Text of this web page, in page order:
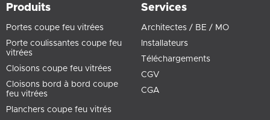
Produits
Portes coupe feu vitrées
Porte coulissantes coupe feu
vitrées
Cloisons coupe feu vitrées
Cloisons bord à bord coupe
feu vitrées
Planchers coupe feu vitrés
Services
Architectes / BE / MO
Installateurs
Téléchargements
CGV
CGA